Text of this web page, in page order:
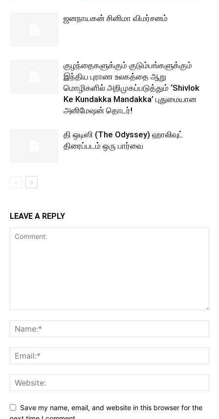
ஜனநாயகன் சினிமா விமர்சனம்
குழந்தைகளுக்கும் குடும்பங்களுக்கும்
இந்திய புராண உலகத்தை ஆறு
மொழிகளில் அறிமுகப்படுத்தும் ‘Shivlok
Ke Kundakka Mandakka’ புதுமையான
அனிமேஷன் தொடர்!
தி ஒடிஸி (The Odyssey) ஹாலிவுட்
திரைப்படம் ஒரு பார்வை
LEAVE A REPLY
Save my name, email, and website in this browser for the